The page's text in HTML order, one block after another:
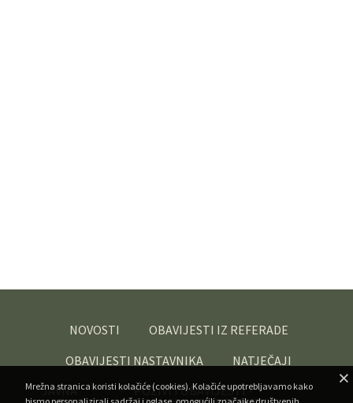
NOVOSTI
OBAVIJESTI IZ REFERADE
OBAVIJESTI NASTAVNIKA
NATJEČAJI
JAVNA
POZIVI I OBAVIJESTI -
Mrežna stranica koristi kolačiće (cookies). Kolačiće upotrebljavamo kako